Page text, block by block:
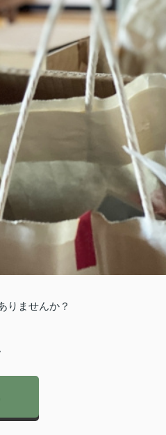
りませんか？